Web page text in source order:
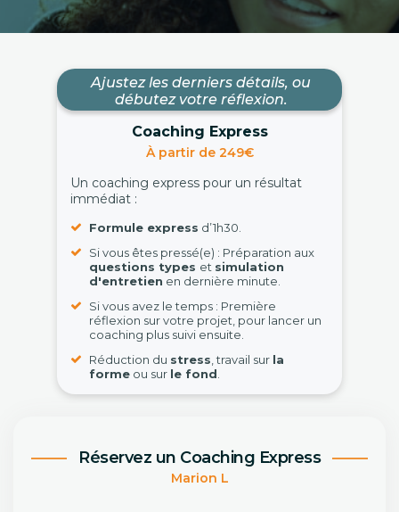
Ajustez les derniers détails, ou
débutez votre réflexion.
Coaching Express
À partir de 249€
Un coaching express pour un résultat
immédiat :
Formule express d’1h30.
Si vous êtes pressé(e) : Préparation aux
questions types et simulation
d'entretien en dernière minute.
Si vous avez le temps : Première
réflexion sur votre projet, pour lancer un
coaching plus suivi ensuite.
Réduction du stress , travail sur la
forme ou sur le fond
Réservez un Coaching Express
Marion L